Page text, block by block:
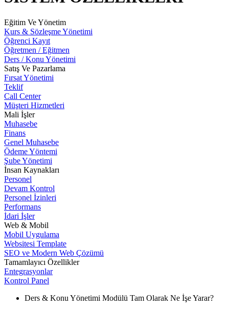
Eğitim Ve Yönetim
Kurs & Sözleşme Yönetimi
Öğrenci Kayıt
Öğretmen / Eğitmen
Ders / Konu Yönetimi
Satış Ve Pazarlama
Fırsat Yönetimi
Teklif
Call Center
Müşteri Hizmetleri
Mali İşler
Muhasebe
Finans
Genel Muhasebe
Ödeme Yöntemi
Şube Yönetimi
İnsan Kaynakları
Personel
Devam Kontrol
Personel İzinleri
Performans
İdari İşler
Web & Mobil
Mobil Uygulama
Websitesi Template
SEO ve Modern Web Çözümü
Tamamlayıcı Özellikler
Entegrasyonlar
Kontrol Panel
Ders & Konu Yönetimi Modülü Tam Olarak Ne İşe Yarar?